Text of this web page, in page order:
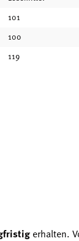
101
100
119
erhalten.